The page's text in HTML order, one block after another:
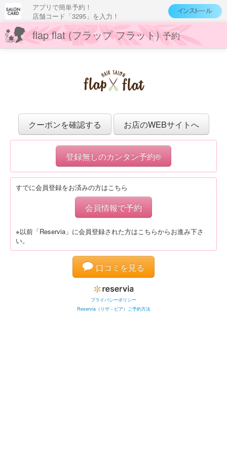
アプリで簡単予約！
店舗コード「3295」を入力！
flap flat (フラップ フラット)予約
クーポンを確認する お店のWEBサイトへ
登録無しのカンタン予約®
すでに会員登録をお済みの方はこちら
会員情報で予約
※以前「Reservia」に会員登録された方はこちらからお進み下さ
い。
口コミを見る
プライバシーポリシー
Reservia（リザ－ビア）ご予約方法